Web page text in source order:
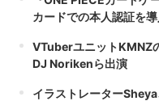
カードでの本人認証を導
VTuberユニットKMNZ
DJ Norikenら出演
イラストレーター